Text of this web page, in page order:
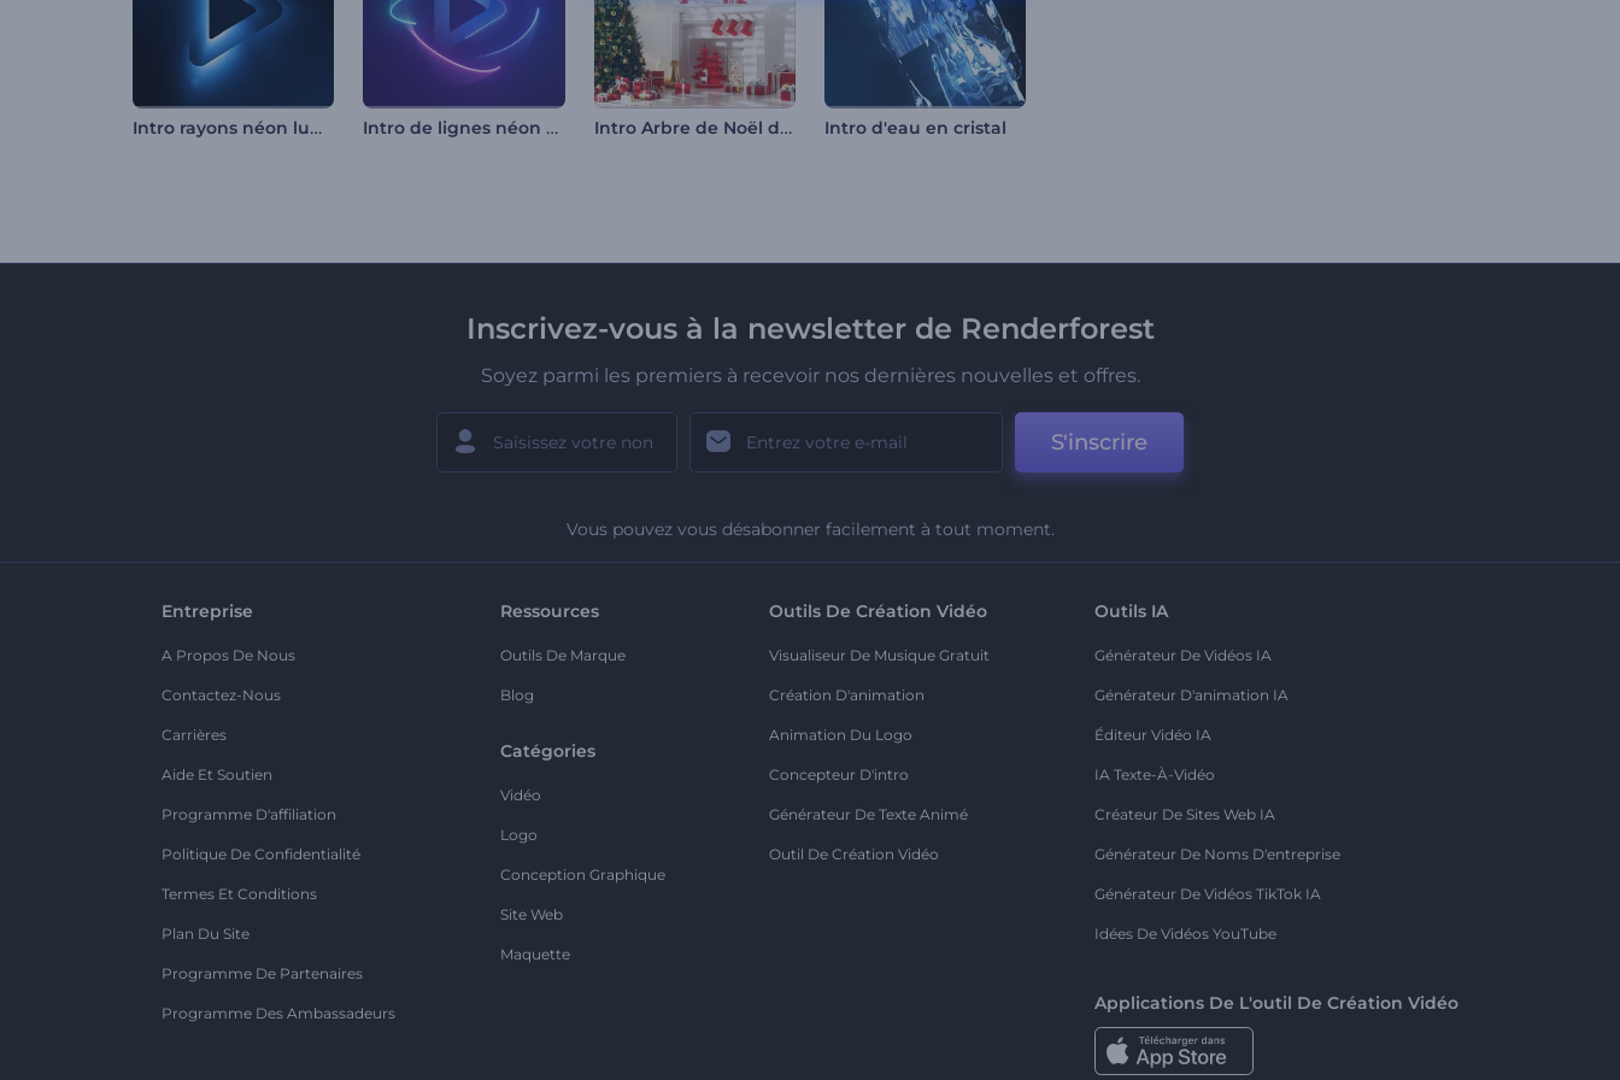
Intro rayons néon lumineux Intro de lignes néon tournantes Intro Arbre de Noël décoré Intro d'eau en cristal
Inscrivez-vous à la newsletter de Renderforest
Soyez parmi les premiers à recevoir nos dernières nouvelles et offres.
S'inscrire
Vous pouvez vous désabonner facilement à tout moment.
Entreprise
A Propos De Nous
Contactez-Nous
Carrières
Aide Et Soutien
Programme D'affiliation
Politique De Confidentialité
Termes Et Conditions
Plan Du Site
Programme De Partenaires
Programme Des Ambassadeurs
Ressources
Outils De Marque
Blog
Catégories
Vidéo
Logo
Conception Graphique
Site Web
Maquette
Outils De Création Vidéo
Visualiseur De Musique Gratuit
Création D'animation
Animation Du Logo
Concepteur D'intro
Générateur De Texte Animé
Outil De Création Vidéo
Outils IA
Générateur De Vidéos IA
Générateur D'animation IA
Éditeur Vidéo IA
IA Texte-À-Vidéo
Créateur De Sites Web IA
Générateur De Noms D'entreprise
Générateur De Vidéos TikTok IA
Idées De Vidéos YouTube
Applications De L'outil De Création Vidéo